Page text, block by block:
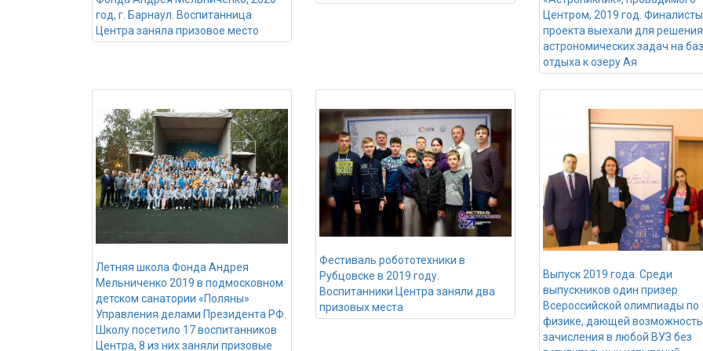
год, г. Барнаул. Воспитанница
Центра заняла призовое место
Центром, 2019 год. Финалисты
проекта выехали для решения
астрономических задач на
отдыха к озеру Ая
Летняя школа Фонда Андрея
Мельниченко 2019 в подмосковном
детском санатории «Поляны»
Управления делами Президента РФ.
Школу посетило 17 воспитанников
Центра, 8 из них заняли призовые
Фестиваль робототехники в
Рубцовске в 2019 году.
Воспитанники Центра заняли два
призовых места
Выпуск 2019 года. Среди
выпускников один призер
Всероссийской олимпиады по
физике, дающей возможность
зачисления в любой ВУЗ без